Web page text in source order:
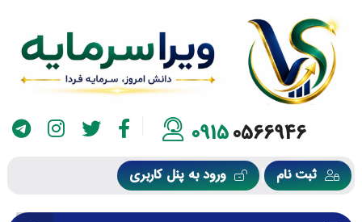
09150566946
ثبت نام ورود به پنل کاربری